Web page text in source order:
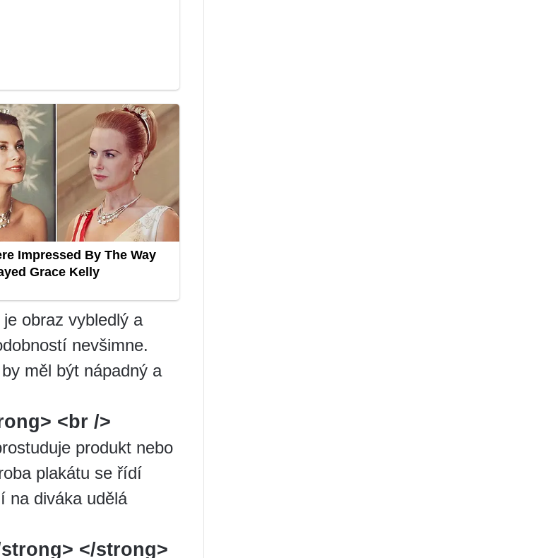
je obraz vybledlý a
nevšimne.
měl být nápadný a
<br />
produkt nebo
plakátu se řídí
na diváka udělá
</strong>